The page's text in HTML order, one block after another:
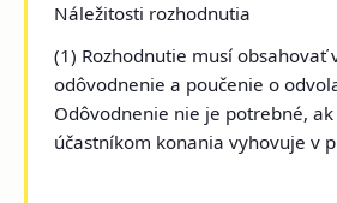
Náležitosti rozhodnutia
(1) Rozhodnutie musí obsahovať
odôvodnenie a poučenie o
Odôvodnenie nie je potrebné,
účastníkom konania vyhovuje v